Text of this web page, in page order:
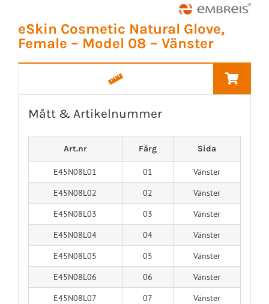
eSkin Cosmetic Natural Glove,
Female – Model 08 – Vänster
Mått & Artikelnummer
Art.nr Färg Sida
E45N08L01 01
Vänster
E45N08L02
02
Vänster
E45N08L03
03
Vänster
E45N08L04
04
Vänster
E45N08L05
05
Vänster
E45N08L06
06
Vänster
E45N08L07
07
Vänster